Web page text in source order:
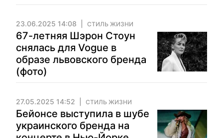
23.06.2025 14:08 СТИЛЬ ЖИЗНИ
67-летняя Шэрон Стоун
снялась для Vogue в
образе львовского бренда
(фото)
27.05.2025 14:52 СТИЛЬ ЖИЗНИ
Бейонсе выступила в шубе
украинского бренда на